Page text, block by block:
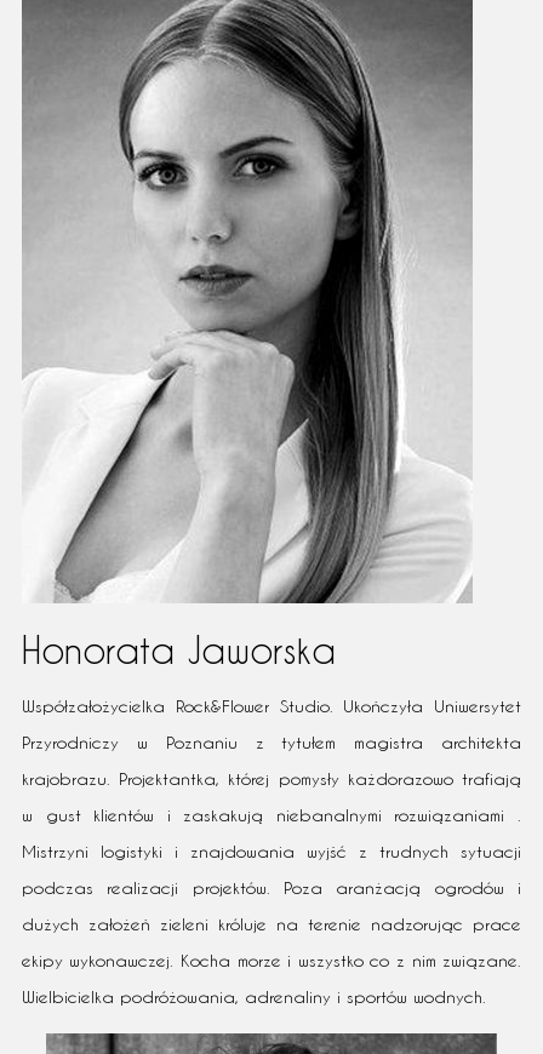
Honorata Jaworska
Współzałożycielka Rock&Flower Studio. Ukończyła Uniwersytet
Przyrodniczy w Poznaniu z tytułem magistra architekta
krajobrazu. Projektantka, której pomysły każdorazowo trafiają
w gust klientów i zaskakują niebanalnymi rozwiązaniami .
Mistrzyni logistyki i znajdowania wyjść z trudnych sytuacji
podczas realizacji projektów. Poza aranżacją ogrodów i
dużych założeń zieleni króluje na terenie nadzorując prace
ekipy wykonawczej. Kocha morze i wszystko co z nim związane.
Wielbicielka podróżowania, adrenaliny i sportów wodnych.